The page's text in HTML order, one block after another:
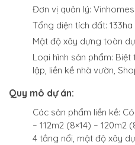
Đơn vị quản lý: Vinhomes
Tổng diện tích đất: 133ha
Mật độ xây dựng toàn
Loại hình sản phẩm:
lập, liền kề nhà vườn,
Quy mô dự án:
Các sản phẩm liền kề:
– 112m2 (8×14) – 120m2
4 tầng nổi, mật độ xây